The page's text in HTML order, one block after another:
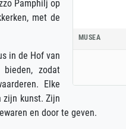
MUSEA
Pamphilj op
met de
in de Hof van
zodat
Elke
zijn kunst. Zijn
en door te geven.